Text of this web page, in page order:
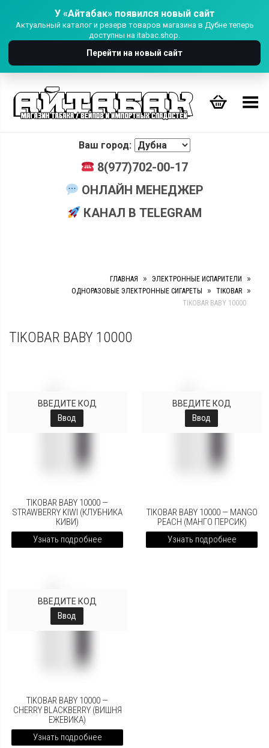
У «Айтабак» появился новый сайт
Актуальный каталог и резерв товаров магазина в Дубне теперь
доступны на itabac.shop.
Перейти на новый сайт
Переключить Меню
Ваш город:
8(977)702-00-17
ОНЛАЙН МЕНЕДЖЕР
КАНАЛ В TELEGRAM
ГЛАВНАЯ » ЭЛЕКТРОННЫЕ ИСПАРИТЕЛИ »
ОДНОРАЗОВЫЕ ЭЛЕКТРОННЫЕ СИГАРЕТЫ » TIKOBAR »
TIKOBAR BABY 10000
TIKOBAR BABY 10000
ВВЕДИТЕ КОД
Ввод
TIKOBAR BABY 10000 —
STRAWBERRY KIWI (КЛУБНИКА
КИВИ)
Узнать подробнее
ВВЕДИТЕ КОД
Ввод
TIKOBAR BABY 10000 — MANGO
PEACH (МАНГО ПЕРСИК)
Узнать подробнее
ВВЕДИТЕ КОД
Ввод
TIKOBAR BABY 10000 —
CHERRY BLACKBERRY (ВИШНЯ
ЕЖЕВИКА)
Узнать подробнее